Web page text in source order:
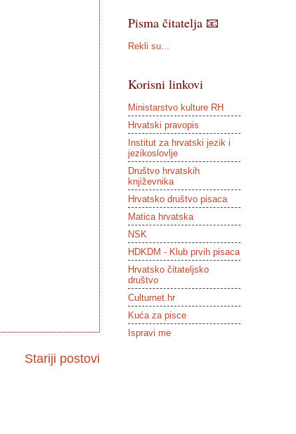
Stariji postovi
Pisma čitatelja 📧
Rekli su...
Korisni linkovi
Ministarstvo kulture RH
Hrvatski pravopis
Institut za hrvatski jezik i
jezikoslovlje
Društvo hrvatskih
književnika
Hrvatsko društvo pisaca
Matica hrvatska
NSK
HDKDM - Klub prvih pisaca
Hrvatsko čitateljsko
društvo
Culturnet.hr
Kuća za pisce
Ispravi me